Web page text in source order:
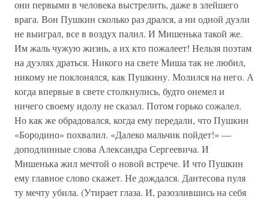
они первыми в человека выстрелить, даже в злейшего
врага. Вон Пушкин сколько раз дрался, а ни одной дуэли
не выиграл, все в воздух палил. И Мишенька такой же.
Им жаль чужую жизнь, а их кто пожалеет! Нельзя поэтам
на дуэлях драться. Никого на свете Миша так не любил,
никому не поклонялся, как Пушкину. Молился на него. А
когда впервые в свете столкнулись, будто онемел и
ничего своему идолу не сказал. Потом горько сожалел.
Но как же обрадовался, когда ему передали, что Пушкин
«Бородино» похвалил. «Далеко мальчик пойдет!» —
доподлинные слова Александра Сергеевича. И
Мишенька жил мечтой о новой встрече. И что Пушкин
ему главное слово скажет. Не дождался. Дантесова пуля
ту мечту убила. (Утирает глаза. И, разозлившись на себя